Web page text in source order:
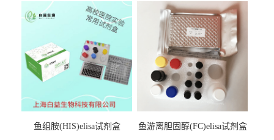
鱼组胺(HIS)elisa试剂盒 鱼游离胆固醇(FC)elisa试剂盒